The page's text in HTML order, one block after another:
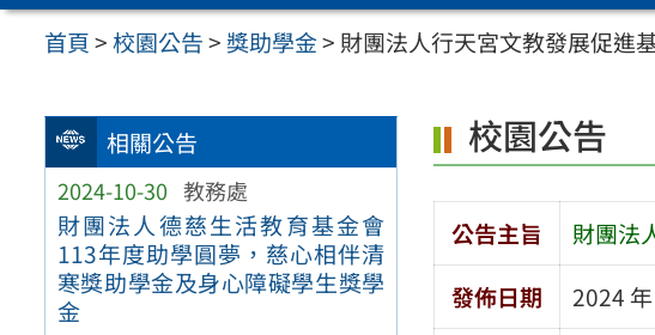
首頁>校園公告> 獎助學金> 財團法人行天宮文教發展促進
相關公告
2024-10-30 教務處
財團法人德慈生活教育基金會
113年度助學圓夢，慈心相伴清
寒獎助學金及身心障礙學生獎學
金
校園公告
公告主旨
財團法
發佈日期
2024